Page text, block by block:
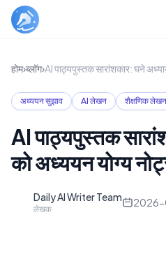
होम›ब्लॉग›AI पाठ्यपुस्तक सारांशकार: घने
अध्ययन सुझाव AI लेखन शैक्षणिक लेखन
AI पाठ्यपुस्तक
को अध्ययन योग्य
Daily AI Writer Team
लेखक